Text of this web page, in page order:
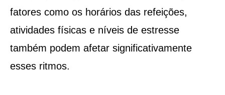
fatores como os horários das refeições,
atividades físicas e níveis de estresse
também podem afetar significativamente
esses ritmos.